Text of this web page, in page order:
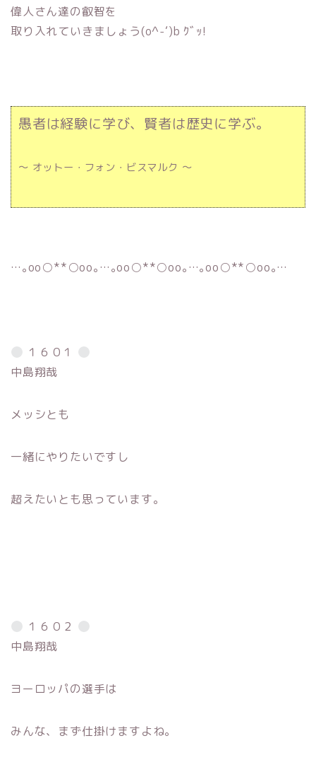
偉人さん達の叡智を
取り入れていきましょう(o^-‘)b ｸﾞｯ!
愚者は経験に学び、賢者は歴史に学ぶ。
～ オットー・フォン・ビスマルク ～
…｡oо○**○оo｡…｡oо○**○оo｡…｡oо○**○оo｡…
１６０１
中島翔哉
メッシとも
一緒にやりたいですし
超えたいとも思っています。
１６０２
中島翔哉
ヨーロッパの選手は
みんな、まず仕掛けますよね。